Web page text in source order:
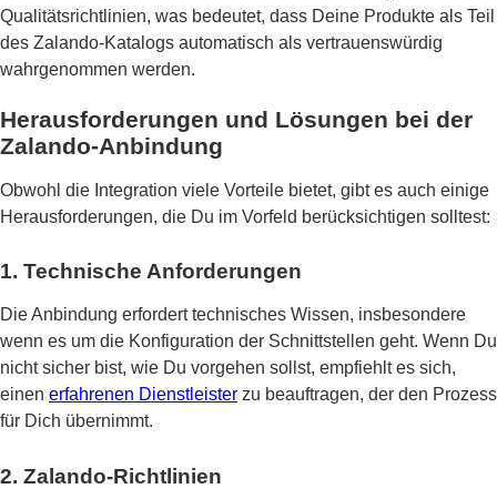
Qualitätsrichtlinien, was bedeutet, dass Deine Produkte als Teil
des Zalando-Katalogs automatisch als vertrauenswürdig
wahrgenommen werden.
Herausforderungen und Lösungen bei der
Zalando-Anbindung
Obwohl die Integration viele Vorteile bietet, gibt es auch einige
Herausforderungen, die Du im Vorfeld berücksichtigen solltest:
1. Technische Anforderungen
Die Anbindung erfordert technisches Wissen, insbesondere
wenn es um die Konfiguration der Schnittstellen geht. Wenn Du
nicht sicher bist, wie Du vorgehen sollst, empfiehlt es sich,
einen erfahrenen Dienstleister zu beauftragen, der den Prozess
für Dich übernimmt.
2. Zalando-Richtlinien